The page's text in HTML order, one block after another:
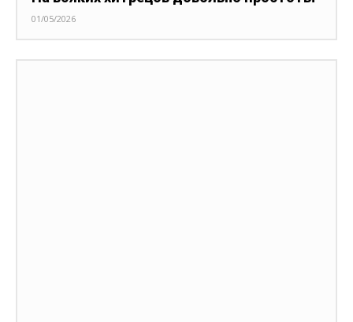
01/05/2026